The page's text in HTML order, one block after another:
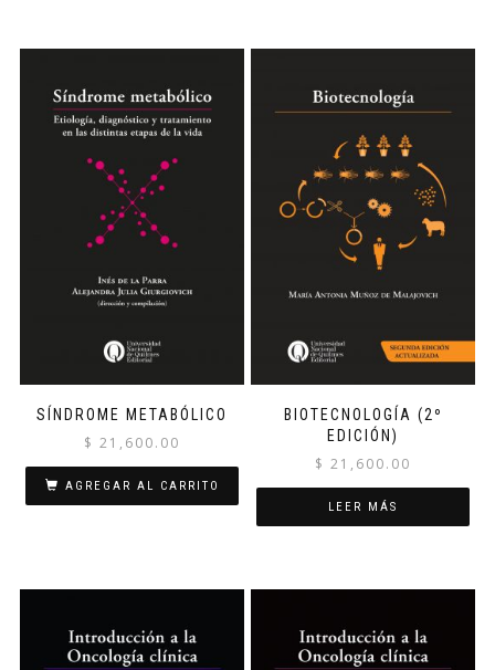
SÍNDROME METABÓLICO
$ 21,600.00
AGREGAR AL CARRITO
BIOTECNOLOGÍA (2º
EDICIÓN)
$ 21,600.00
LEER MÁS